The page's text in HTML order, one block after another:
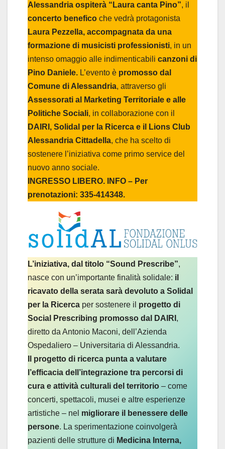
Alessandria ospiterà “Laura canta Pino”, il
concerto benefico che vedrà protagonista
Laura Pezzella, accompagnata da una
formazione di musicisti professionisti, in un
intenso omaggio alle indimenticabili canzoni di
Pino Daniele. L’evento è promosso dal
Comune di Alessandria, attraverso gli
Assessorati al Marketing Territoriale e alle
Politiche Sociali, in collaborazione con il
DAIRI, Solidal per la Ricerca e il Lions Club
Alessandria Cittadella, che ha scelto di
sostenere l’iniziativa come primo service del
nuovo anno sociale.
INGRESSO LIBERO. INFO – Per
prenotazioni: 335-414348.
L’iniziativa, dal titolo “Sound Prescribe”,
nasce con un’importante finalità solidale: il
ricavato della serata sarà devoluto a Solidal
per la Ricerca per sostenere il progetto di
Social Prescribing promosso dal DAIRI ,
diretto da Antonio Maconi, dell’Azienda
Ospedaliero – Universitaria di Alessandria.
Il progetto di ricerca punta a valutare
l’efficacia dell’integrazione tra percorsi di
cura e attività culturali del territorio – come
concerti, spettacoli, musei e altre esperienze
artistiche – nel migliorare il benessere delle
persone. La sperimentazione coinvolgerà
pazienti delle strutture di Medicina Interna,